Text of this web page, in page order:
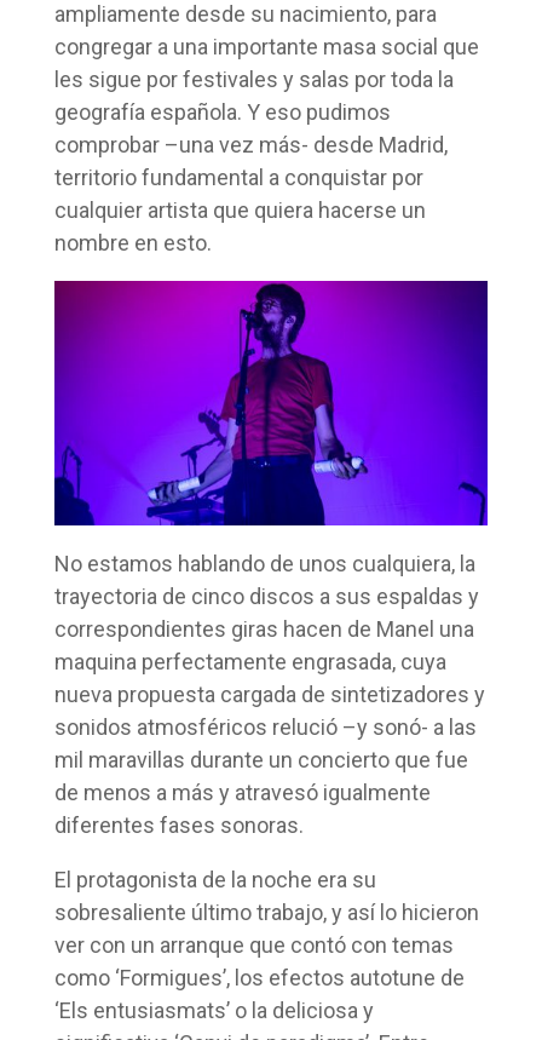
ampliamente desde su nacimiento, para
congregar a una importante masa social que
les sigue por festivales y salas por toda la
geografía española. Y eso pudimos
comprobar –una vez más- desde Madrid,
territorio fundamental a conquistar por
cualquier artista que quiera hacerse un
nombre en esto.
No estamos hablando de unos cualquiera, la
trayectoria de cinco discos a sus espaldas y
correspondientes giras hacen de Manel una
maquina perfectamente engrasada, cuya
nueva propuesta cargada de sintetizadores y
sonidos atmosféricos relució –y sonó- a las
mil maravillas durante un concierto que fue
de menos a más y atravesó igualmente
diferentes fases sonoras.
El protagonista de la noche era su
sobresaliente último trabajo, y así lo hicieron
ver con un arranque que contó con temas
como ‘Formigues’, los efectos autotune de
‘Els entusiasmats’ o la deliciosa y